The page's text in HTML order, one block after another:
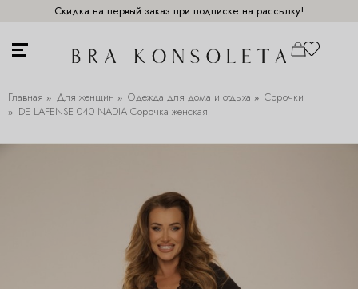
Скидка на первый заказ при подписке на рассылку!
Главная Для женщин Одежда для дома и отдыха
Сорочки
DE LAFENSE 040 NADIA Сорочка женская